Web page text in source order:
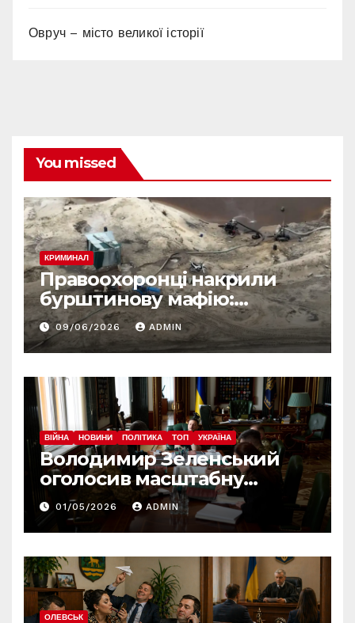
Овруч – місто великої історії
You missed
КРИМИНАЛ
Правоохоронці накрили
бурштинову мафію:
десятки обшуків у різних
регіонах
09/06/2026 ADMIN
ВІЙНА НОВИНИ ПОЛІТИКА ТОП УКРАЇНА
Володимир Зеленський
оголосив масштабну
реформу армії: що
зміниться вже з червня
01/05/2026 ADMIN
ОЛЕВСЬК